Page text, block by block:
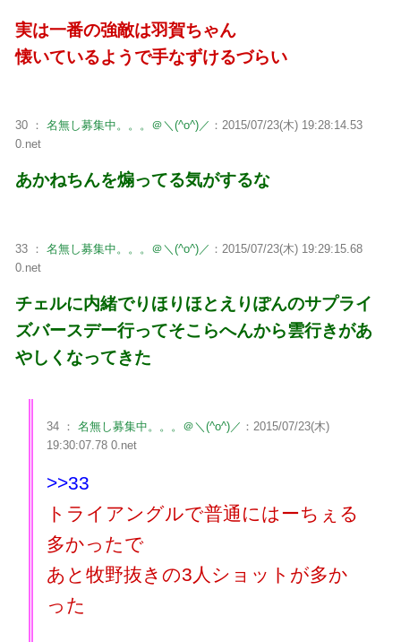
実は一番の強敵は羽賀ちゃん
懐いているようで手なずけるづらい
30 ： 名無し募集中。。。＠＼(^o^)／ ：2015/07/23(木) 19:28:14.53
0.net
あかねちんを煽ってる気がするな
33 ： 名無し募集中。。。＠＼(^o^)／ ：2015/07/23(木) 19:29:15.68
0.net
チェルに内緒でりほりほとえりぽんのサプライ
ズバースデー行ってそこらへんから雲行きがあ
やしくなってきた
34 ： 名無し募集中。。。＠＼(^o^)／ ：2015/07/23(木)
19:30:07.78 0.net
>>33
トライアングルで普通にはーちぇる
多かったで
あと牧野抜きの3人ショットが多か
った